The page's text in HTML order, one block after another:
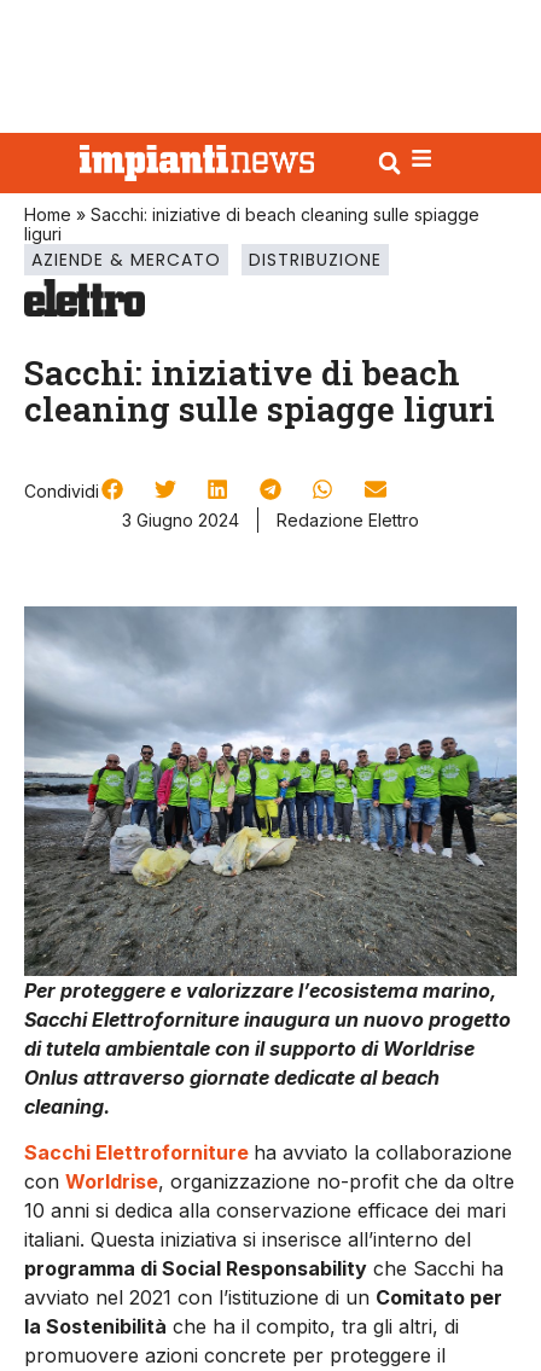
Home » Sacchi: iniziative di beach cleaning sulle spiagge
liguri
AZIENDE & MERCATO DISTRIBUZIONE
Sacchi: iniziative di beach
cleaning sulle spiagge liguri
Condividi
3 Giugno 2024
Redazione Elettro
Per proteggere e valorizzare l’ecosistema marino,
Sacchi Elettroforniture inaugura un nuovo progetto
di tutela ambientale con il supporto di Worldrise
Onlus attraverso giornate dedicate al beach
cleaning.
Sacchi Elettroforniture ha avviato la collaborazione
con Worldrise, organizzazione no-profit che da oltre
10 anni si dedica alla conservazione efficace dei mari
italiani. Questa iniziativa si inserisce all’interno del
programma di Social Responsability che Sacchi ha
avviato nel 2021 con l’istituzione di un Comitato per
la Sostenibilità che ha il compito, tra gli altri, di
promuovere azioni concrete per proteggere il